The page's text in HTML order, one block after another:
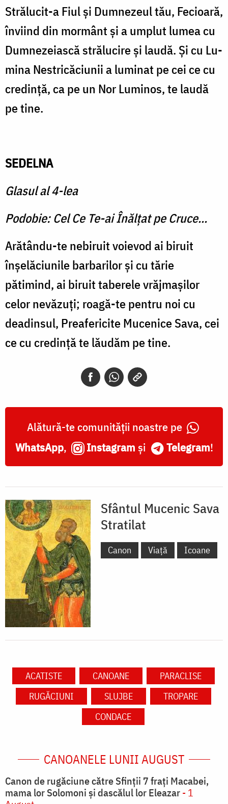
Strălucit-a Fiul şi Dumnezeul tău, Fecioară,
înviind din mormânt şi a umplut lumea cu
Dumneze­iască strălucire şi laudă. Şi cu Lu­
mina Nestricăciunii a luminat pe cei ce cu
credinţă, ca pe un Nor Luminos, te laudă
pe tine.
SEDELNA
Glasul al 4-lea
Podobie: Cel Ce Te-ai Înălţat pe Cruce...
Arătându-te nebiruit voievod ai biruit
înşelăciunile barbarilor şi cu tărie
pătimind, ai biruit taberele vrăjmaşilor
celor nevăzuţi; roagă-te pentru noi cu
deadinsul, Preafericite Mucenice Sava, cei
ce cu credinţă te lăudăm pe tine.
Alătură-te comunității noastre pe
WhatsApp, Instagram și Telegram!
Sfântul Mucenic Sava
Stratilat
Canon Viață Icoane
ACATISTE CANOANE
PARACLISE
RUGĂCIUNI
SLUJBE
TROPARE
CONDACE
CANOANELE LUNII AUGUST
Canon de rugăciune către Sfinţii 7 fraţi Macabei,
mama lor Solomoni şi dascălul lor Eleazar- 1